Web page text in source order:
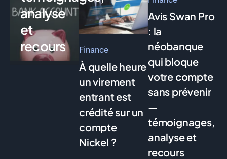
analyse
et
recours
Finance
À quelle heure
un virement
entrant est
crédité sur un
compte
Nickel ?
Avis Swan Pro
: la
néobanque
qui bloque
votre compte
sans prévenir
—
témoignages,
analyse et
recours